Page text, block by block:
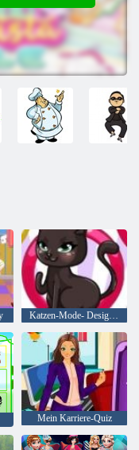
Katzen-Mode- Designer
Mein Karriere-Quiz